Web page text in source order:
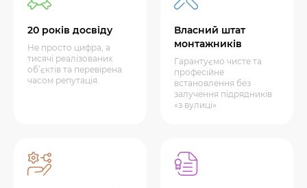
20 років досвіду
Не просто цифра, а
тисячі реалізованих
об’єктів та перевірена
часом репутація.
Власний штат
монтажників
Гарантуємо чисте та
професійне
встановлення без
залучення підрядників
«з вулиці»